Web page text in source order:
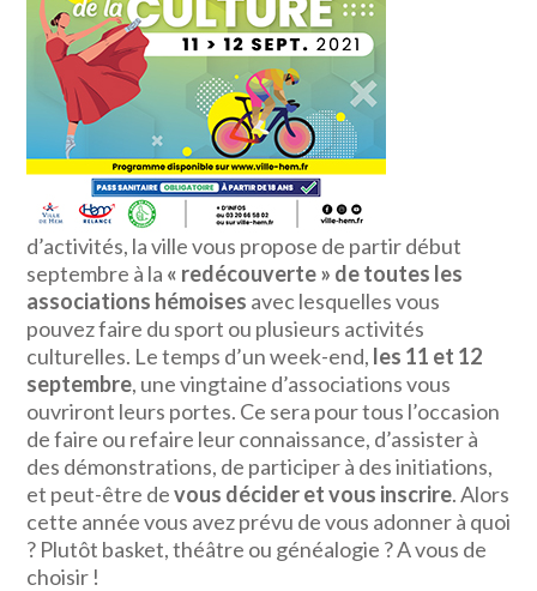
d’activités, la ville vous propose de partir début
septembre à la « redécouverte » de toutes les
associations hémoises avec lesquelles vous
pouvez faire du sport ou plusieurs activités
culturelles. Le temps d’un week-end, les 11 et 12
septembre, une vingtaine d’associations vous
ouvriront leurs portes. Ce sera pour tous l’occasion
de faire ou refaire leur connaissance, d’assister à
des démonstrations, de participer à des initiations,
et peut-être devous décider et vous inscrire. Alors
cette année vous avez prévu de vous adonner à quoi
? Plutôt basket, théâtre ou généalogie ? A vous de
choisir !